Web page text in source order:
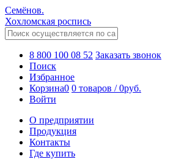
Семёнов.
Хохломская роспись
8 800 100 08 52 Заказать звонок
Поиск
Избранное
Корзина0 0 товаров /0руб.
Войти
О предприятии
Продукция
Контакты
Где купить